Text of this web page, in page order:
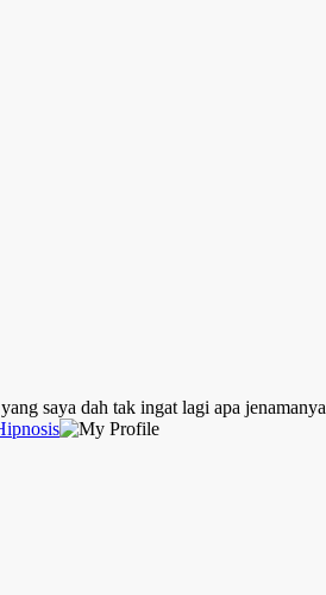
saya dah tak ingat lagi apa jenamanya